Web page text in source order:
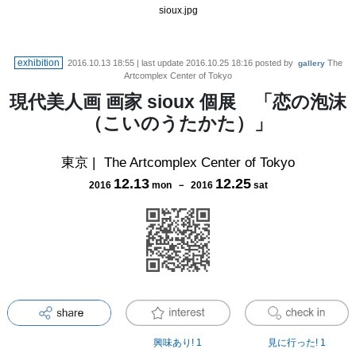
sioux.jpg
exhibition 2016.10.13 18:55| last update 2016.10.25 18:16posted by gallery The
Artcomplex Center of Tokyo
現代美人画 画家 sioux 個展 「恋の泡沫
（こいのうたかた）」
東京 | The Artcomplex Center of Tokyo
2016 12.13 mon－ 2016 12.25 sat
興味あり! 1 見に行った! 1